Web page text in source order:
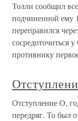
Толли сообщил
подчиненной ему
переправился
сосредоточиться
противнику
Отступление О,
передряг. То был